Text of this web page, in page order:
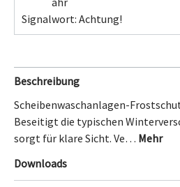
Signalwort: Achtung!
Beschreibung
Scheibenwaschanlagen-
Beseitigt die typischen
sorgt für klare Sicht. Ve… Mehr
Downloads